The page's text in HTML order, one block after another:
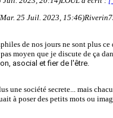
25 Juil. 2023, 15:46)
de nos jours ne sont plus ce
moyen que je discute de ça
asocial et fier de l'être.
une société secrete... mais
à poser des petits mots ou